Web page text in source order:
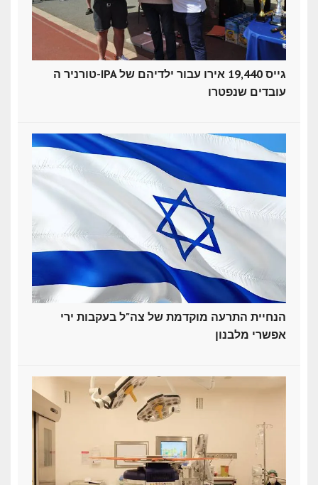
טורניר ה-IPA גייס 19,440 אירו עבור ילדיהם של
עובדים שנפטרו
הנחיית התרעה מוקדמת של צה"ל בעקבות ירי
אפשרי מלבנון